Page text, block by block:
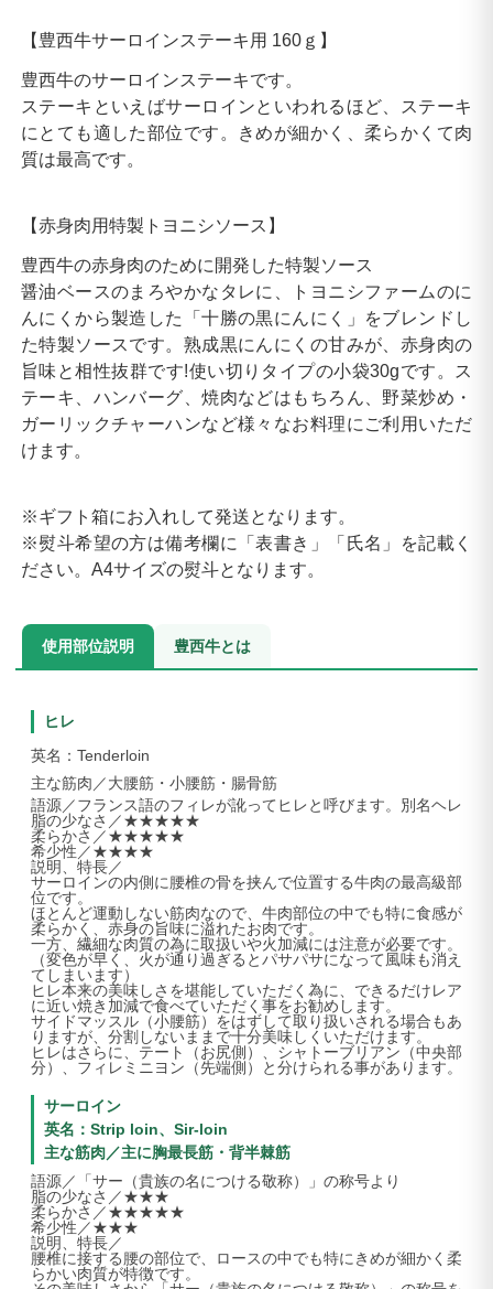
【豊西牛サーロインステーキ用 160ｇ】
豊西牛のサーロインステーキです。
ステーキといえばサーロインといわれるほど、ステーキ
にとても適した部位です。きめが細かく、柔らかくて肉
質は最高です。
【赤身肉用特製トヨニシソース】
豊西牛の赤身肉のために開発した特製ソース
醤油ベースのまろやかなタレに、トヨニシファームのに
んにくから製造した「十勝の黒にんにく」をブレンドし
た特製ソースです。熟成黒にんにくの甘みが、赤身肉の
旨味と相性抜群です!使い切りタイプの小袋30gです。ス
テーキ、ハンバーグ、焼肉などはもちろん、野菜炒め・
ガーリックチャーハンなど様々なお料理にご利用いただ
けます。
※ギフト箱にお入れして発送となります。
※熨斗希望の方は備考欄に「表書き」「氏名」を記載く
ださい。A4サイズの熨斗となります。
使用部位説明 豊西牛とは
ヒレ
英名：Tenderloin
主な筋肉／大腰筋・小腰筋・腸骨筋
語源／フランス語のフィレが訛ってヒレと呼びます。別名ヘレ
脂の少なさ／★★★★★
柔らかさ／★★★★★
希少性／★★★★
説明、特長／
サーロインの内側に腰椎の骨を挟んで位置する牛肉の最高級部
位です。
ほとんど運動しない筋肉なので、牛肉部位の中でも特に食感が
柔らかく、赤身の旨味に溢れたお肉です。
一方、繊細な肉質の為に取扱いや火加減には注意が必要です。
（変色が早く、火が通り過ぎるとパサパサになって風味も消え
てしまいます）
ヒレ本来の美味しさを堪能していただく為に、できるだけレア
に近い焼き加減で食べていただく事をお勧めします。
サイドマッスル（小腰筋）をはずして取り扱いされる場合もあ
りますが、分割しないままで十分美味しくいただけます。
ヒレはさらに、テート（お尻側）、シャトーブリアン（中央部
分）、フィレミニヨン（先端側）と分けられる事があります。
サーロイン
英名：Strip loin、Sir-loin
主な筋肉／主に胸最長筋・背半棘筋
語源／「サー（貴族の名につける敬称）」の称号より
脂の少なさ／★★★
柔らかさ／★★★★★
希少性／★★★
説明、特長／
腰椎に接する腰の部位で、ロースの中でも特にきめが細かく柔
らかい肉質が特徴です。